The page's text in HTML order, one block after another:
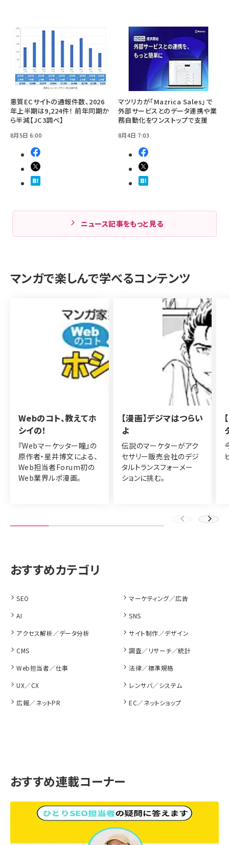
悪質ECサイトの通報件数、2026
年上半期は9,224件！ 前年同期か
ら半減【JC3調べ】
8月5日 6:00
マツリカが「Mazrica Sales」で
外部サービスとのデータ連携や業
務自動化をワンストップで支援
8月4日 7:03
ニュース記事をもっと見る
マンガで楽しんで学べるコンテンツ
Webのコト、教えてホ
シイの！
『Webマーケッター瞳』の
原作者・星井博文による、
Web担当者Forum初の
Web業界ルポ漫画。
【漫画】デジマはつらい
よ
伝説のマーケターがアク
セサリー販売会社のデジ
タルトランスフォーメー
ションに挑む。
SEO
マーケティング／広告
AI
SNS
アクセス解析／データ分析
サイト制作／デザイン
CMS
調査／リサーチ／統計
Web担当者／仕事
法律／標準規格
UX／CX
レンサバ／システム
広報／ネットPR
EC／ネットショップ
おすすめ連載コーナー